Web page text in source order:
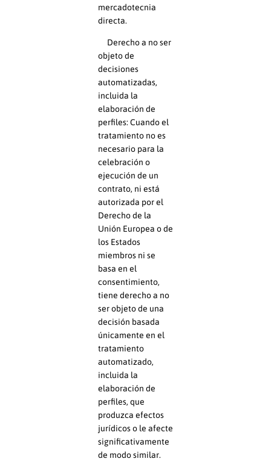
mercadotecnia
directa.
Derecho a no ser
objeto de
decisiones
automatizadas,
incluida la
elaboración de
perfiles: Cuando el
tratamiento no es
necesario para la
celebración o
ejecución de un
contrato, ni está
autorizada por el
Derecho de la
Unión Europea o de
los Estados
miembros ni se
basa en el
consentimiento,
tiene derecho a no
ser objeto de una
decisión basada
únicamente en el
tratamiento
automatizado,
incluida la
elaboración de
perfiles, que
produzca efectos
jurídicos o le afecte
significativamente
de modo similar.